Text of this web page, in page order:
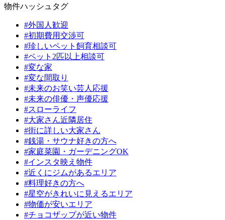
物件ハッシュタグ
#外国人歓迎
#初期費用交渉可
#珍しいペット飼育相談可
#ペット2匹以上相談可
#変な家
#変な間取り
#未来のお笑い芸人応援
#未来の俳優・声優応援
#スローライフ
#大家さん近隣居住
#街に詳しい大家さん
#銭湯・サウナ好きの方へ
#家庭菜園・ガーデニングOK
#インスタ映え物件
#近くにジムがあるエリア
#料理好きの方へ
#星空がきれいに見えるエリア
#物価が安いエリア
#チョコザップが近い物件